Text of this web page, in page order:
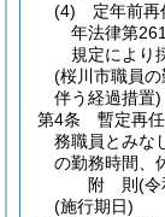
(4)
定年前
年法律第
規定により
(桜川市職員
伴う経過措置)
第4条
暫定再
務職員とみな
の勤務時間、
附 則(令
(施行期日)